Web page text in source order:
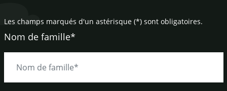
Les champs marqués d'un astérisque (*) sont obligatoires.
Nom de famille*